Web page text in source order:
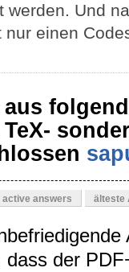
werden. Und
nur einen
aus
active answers älteste
dass der